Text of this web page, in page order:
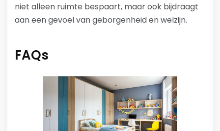
niet alleen ruimte bespaart, maar ook bijdraagt
aan een gevoel van geborgenheid en welzijn.
FAQs